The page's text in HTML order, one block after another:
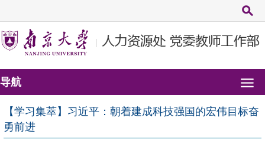
导航
【学习集萃】习近平：朝着建成科技强国的宏伟目标奋
勇前进